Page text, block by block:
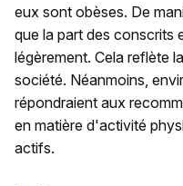
eux sont obèses. De
que la part des conscrits
légèrement. Cela reflète
société. Néanmoins,
répondraient aux
en matière d'activité
actifs.